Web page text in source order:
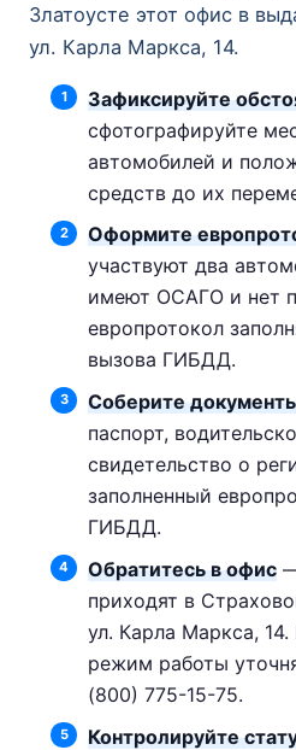
Златоусте этот офис в
ул. Карла Маркса, 14.
Зафиксируйте
сфотографируйте
автомобилей и
средств до их
Оформите
участвуют два
имеют ОСАГО и нет
европротокол
вызова ГИБДД.
Соберите
паспорт,
свидетельство о
заполненный
ГИБДД.
Обратитесь в офис—
приходят в
ул. Карла Маркса,
режим работы
(800) 775-15-75.
Контролируйте